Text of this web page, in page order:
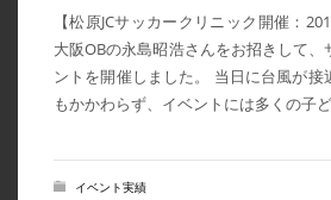
ログイン
投稿フィード
WordPress.org
【松原JCサッカークリニック開催：
大阪OBの永島昭浩さんをお招きして
ントを開催しました。 当日に台風が接
もかかわらず、イベントには多くの子
イベント実績